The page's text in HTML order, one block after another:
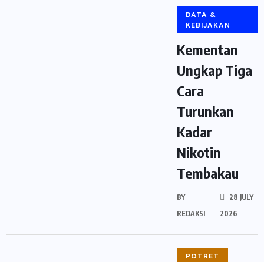
DATA &
KEBIJAKAN
Kementan
Ungkap Tiga
Cara
Turunkan
Kadar
Nikotin
Tembakau
BY
REDAKSI
28 JULY
2026
POTRET